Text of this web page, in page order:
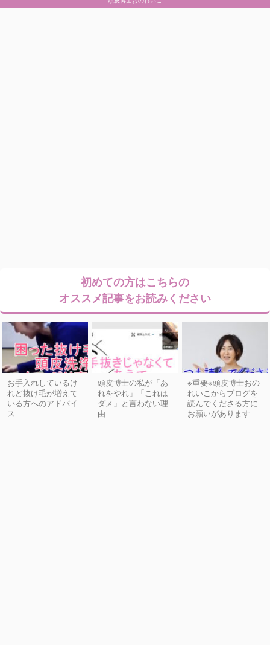
初めての方はこちらの
オススメ記事をお読みください
お手入れしているけ
れど抜け毛が増えて
いる方へのアドバイ
ス
頭皮博士の私が「あ
れをやれ」「これは
ダメ」と言わない理
由
※重要※頭皮博士おの
れいこからブログを
読んでくださる方に
お願いがあります